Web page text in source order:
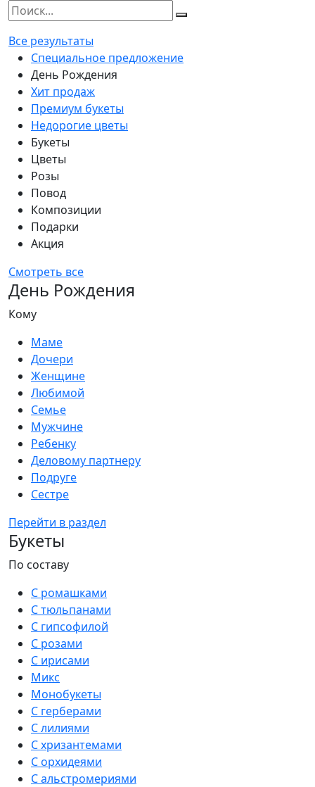
Все результаты
Специальное предложение
День Рождения
Хит продаж
Премиум букеты
Недорогие цветы
Букеты
Цветы
Розы
Повод
Композиции
Подарки
Акция
Смотреть все
День Рождения
Кому
Маме
Дочери
Женщине
Любимой
Семье
Мужчине
Ребенку
Деловому партнеру
Подруге
Сестре
Перейти в раздел
Букеты
По составу
С ромашками
С тюльпанами
С гипсофилой
С розами
С ирисами
Микс
Монобукеты
С герберами
С лилиями
С хризантемами
С орхидеями
С альстромериями